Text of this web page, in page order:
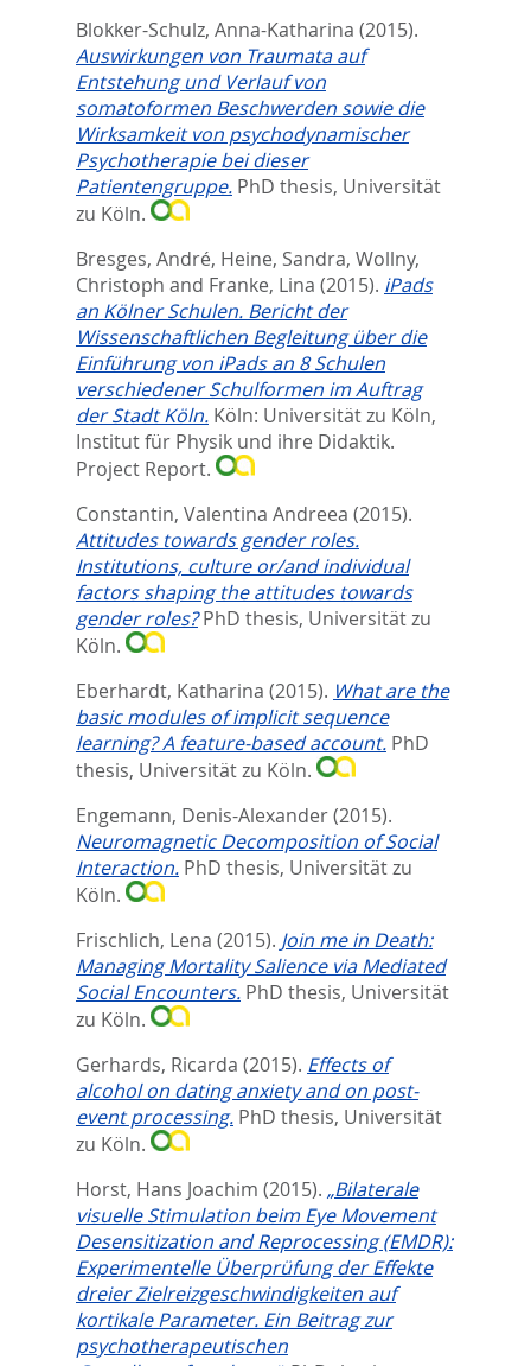
Blokker-Schulz, Anna-Katharina (2015).
Auswirkungen von Traumata auf
Entstehung und Verlauf von
somatoformen Beschwerden sowie die
Wirksamkeit von psychodynamischer
Psychotherapie bei dieser
Patientengruppe. PhD thesis, Universität
zu Köln.
Bresges, André, Heine, Sandra, Wollny,
Christoph and Franke, Lina (2015). iPads
an Kölner Schulen. Bericht der
Wissenschaftlichen Begleitung über die
Einführung von iPads an 8 Schulen
verschiedener Schulformen im Auftrag
der Stadt Köln. Köln: Universität zu Köln,
Institut für Physik und ihre Didaktik.
Project Report.
Constantin, Valentina Andreea (2015).
Attitudes towards gender roles.
Institutions, culture or/and individual
factors shaping the attitudes towards
gender roles? PhD thesis, Universität zu
Köln.
Eberhardt, Katharina (2015). What are the
basic modules of implicit sequence
learning? A feature-based account. PhD
thesis, Universität zu Köln.
Engemann, Denis-Alexander(2015).
Neuromagnetic Decomposition of Social
Interaction. PhD thesis, Universität zu
Köln.
Frischlich, Lena (2015). Join me in Death:
Managing Mortality Salience via Mediated
Social Encounters. PhD thesis, Universität
zu Köln.
Gerhards, Ricarda (2015). Effects of
alcohol on dating anxiety and on post-
event processing. PhD thesis, Universität
zu Köln.
Horst, Hans Joachim (2015). „Bilaterale
visuelle Stimulation beim Eye Movement
Desensitization and Reprocessing (EMDR):
Experimentelle Überprüfung der Effekte
dreier Zielreizgeschwindigkeiten auf
kortikale Parameter. Ein Beitrag zur
psychotherapeutischen